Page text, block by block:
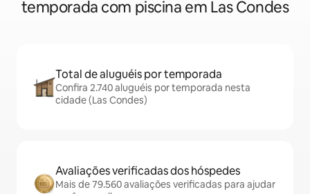
temporada com piscina em Las Condes
Total de aluguéis por temporada
Confira 2.740 aluguéis por temporada nesta
cidade (Las Condes)
Avaliações verificadas dos hóspedes
Mais de 79.560 avaliações verificadas para ajudar